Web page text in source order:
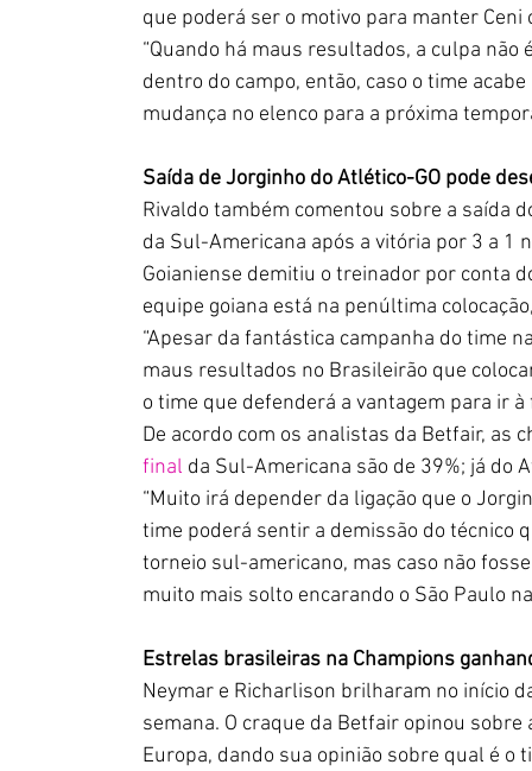
que poderá ser o motivo para manter Ceni
“Quando há maus resultados, a culpa
dentro do campo, então, caso o time
mudança no elenco para a próxima
Saída de Jorginho do Atlético-GO pode
Rivaldo também comentou sobre a saída
da Sul-Americana após a vitória por 3 a
Goianiense demitiu o treinador por conta
equipe goiana está na penúltima
“Apesar da fantástica campanha do time
maus resultados no Brasileirão que
o time que defenderá a vantagem para ir
De acordo com os analistas da Betfair, as
final da Sul-Americana são de 39%; já do
“Muito irá depender da ligação que o
time poderá sentir a demissão do técnico
torneio sul-americano, mas caso não
muito mais solto encarando o São Paulo
Estrelas brasileiras na Champions
Neymar e Richarlison brilharam no início
semana. O craque da Betfair opinou
Europa, dando sua opinião sobre qual é o